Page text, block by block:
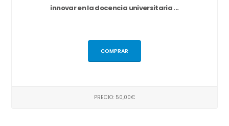
innovar en la docencia universitaria ...
COMPRAR
PRECIO: 50,00€